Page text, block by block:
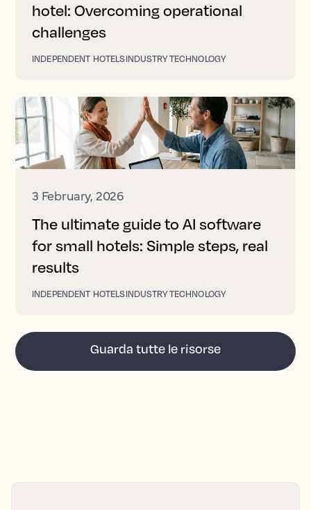
hotel: Overcoming operational
challenges
INDEPENDENT HOTELSINDUSTRY TECHNOLOGY
3 February, 2026
The ultimate guide to AI software
for small hotels: Simple steps, real
results
INDEPENDENT HOTELSINDUSTRY TECHNOLOGY
Guarda tutte le risorse